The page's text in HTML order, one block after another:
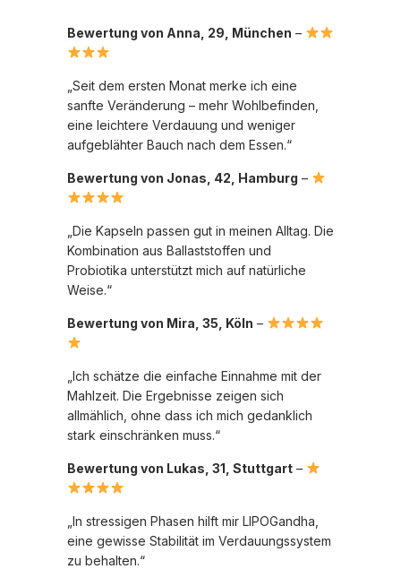
Bewertung von Anna, 29, München –
„Seit dem ersten Monat merke ich eine
sanfte Veränderung – mehr Wohlbefinden,
eine leichtere Verdauung und weniger
aufgeblähter Bauch nach dem Essen.“
Bewertung von Jonas, 42, Hamburg –
„Die Kapseln passen gut in meinen Alltag. Die
Kombination aus Ballaststoffen und
Probiotika unterstützt mich auf natürliche
Weise.“
Bewertung von Mira, 35, Köln –
„Ich schätze die einfache Einnahme mit der
Mahlzeit. Die Ergebnisse zeigen sich
allmählich, ohne dass ich mich gedanklich
stark einschränken muss.“
Bewertung von Lukas, 31, Stuttgart –
„In stressigen Phasen hilft mir LIPOGandha,
eine gewisse Stabilität im Verdauungssystem
zu behalten.“